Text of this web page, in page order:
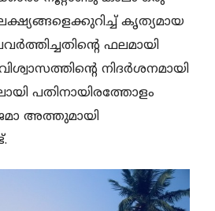
കൃത്യമായ
ഫലമായി
നിദര്‍ശനമായി
പതിനായിരത്തോളം
അത്തുമായി